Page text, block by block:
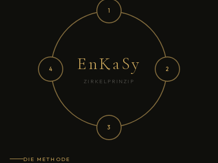
EnKaSy
ZIRKELPRINZIP
1
2
3
4
DIE METHODE